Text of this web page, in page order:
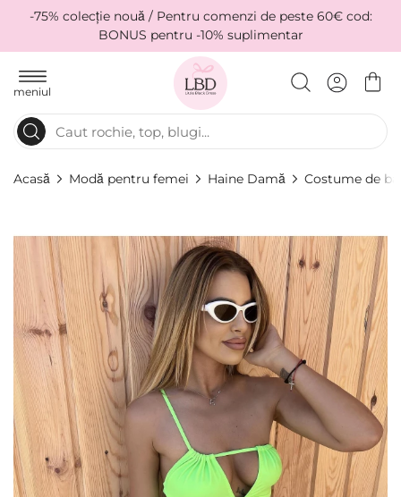
-75% colecție nouă / Pentru comenzi de peste 60€ cod:
BONUS pentru -10% suplimentar
meniul
Acasă Modă pentru femei Haine Damă Costume de
to
end
of
the
images
gallery